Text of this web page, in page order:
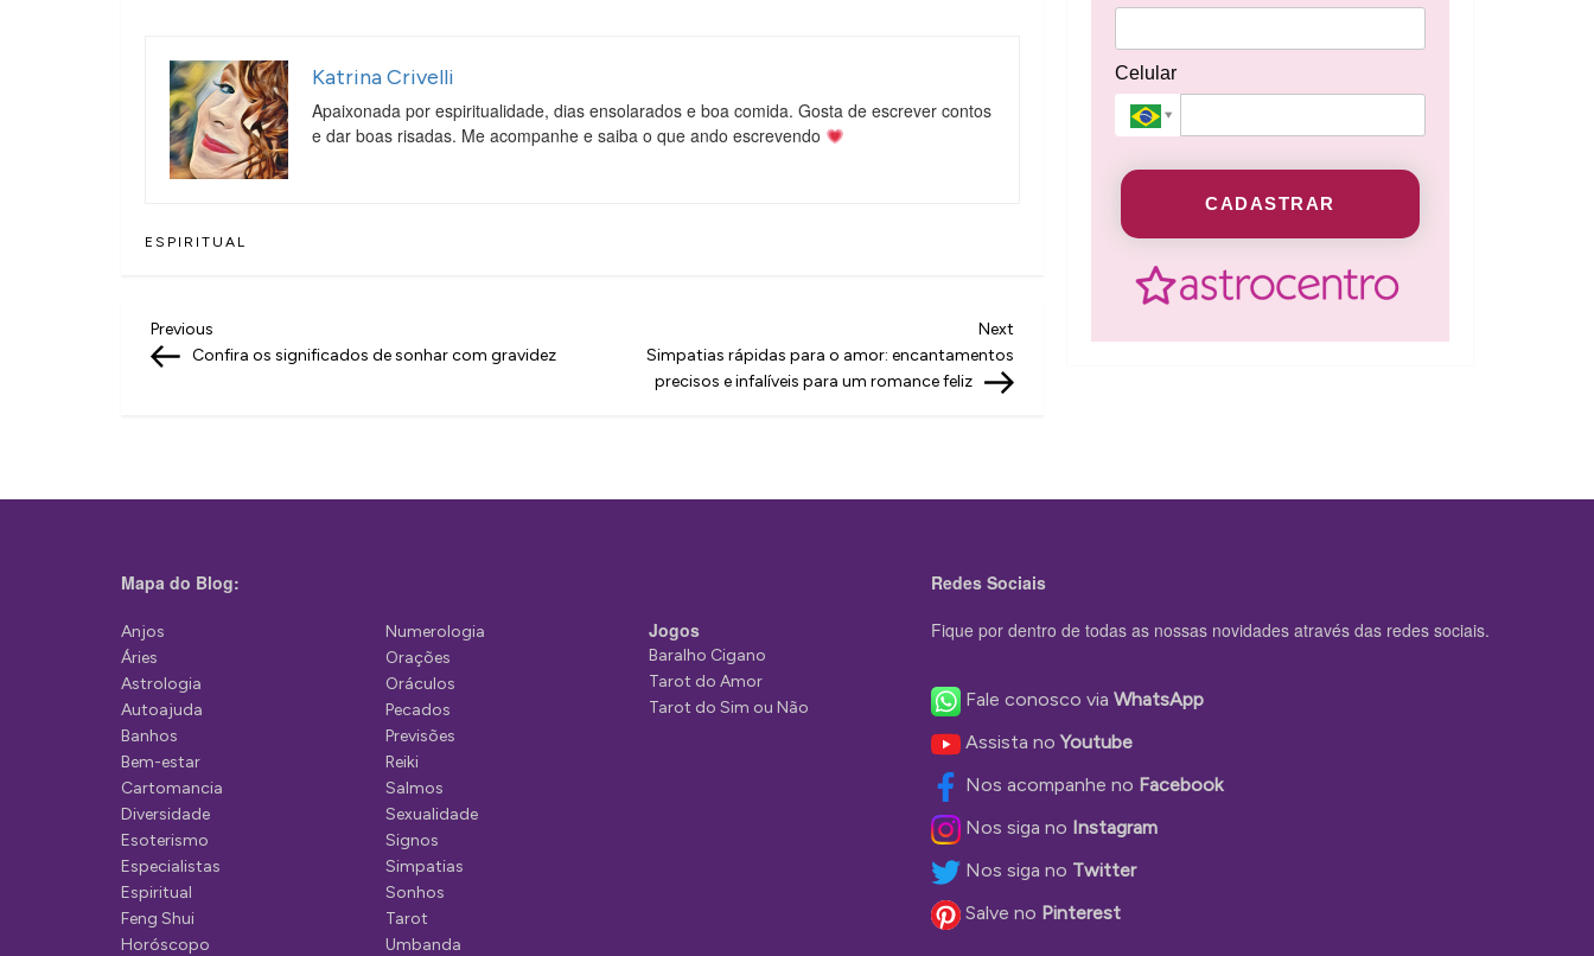
Katrina Crivelli
Apaixonada por espiritualidade, dias ensolarados e boa comida. Gosta de escrever contos
e dar boas risadas. Me acompanhe e saiba o que ando escrevendo
ESPIRITUAL
N
a
g
ç
o
d
e
P
o
s
t
Previous
Post
Previous
Confira os significados de sonhar com gravidez
Next
Simpatias rápidas para o amor: encantamentos
precisos e infalíveis para um romance feliz
Celular
CADASTRAR
Mapa do Blog:
Anjos
Áries
Astrologia
Autoajuda
Banhos
Bem-estar
Cartomancia
Diversidade
Esoterismo
Especialistas
Espiritual
Feng Shui
Horóscopo
Numerologia
Orações
Oráculos
Pecados
Previsões
Reiki
Salmos
Sexualidade
Signos
Simpatias
Sonhos
Tarot
Umbanda
Jogos
Baralho Cigano
Tarot do Amor
Tarot do Sim ou Não
Redes Sociais
Fique por dentro de todas as nossas novidades através das redes sociais.
Fale conosco via WhatsApp
Assista noYoutube
Nos acompanhe no Facebook
Nos siga no Instagram
Nos siga no Twitter
Salve no Pinterest